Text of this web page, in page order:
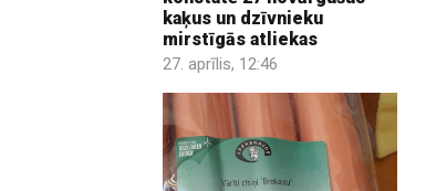
kaķus un dzīvnieku
mirstīgās atliekas
27. aprīlis, 12:46